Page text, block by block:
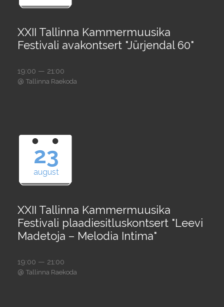
XXII Tallinna Kammermuusika
Festivali avakontsert "Jürjendal 60"
19:00 — 21:00
@ Tallinna Raekoda
23
august
XXII Tallinna Kammermuusika
Festivali plaadiesitluskontsert "Leevi
Madetoja – Melodia Intima"
19:00 — 21:00
@ Tallinna Raekoda